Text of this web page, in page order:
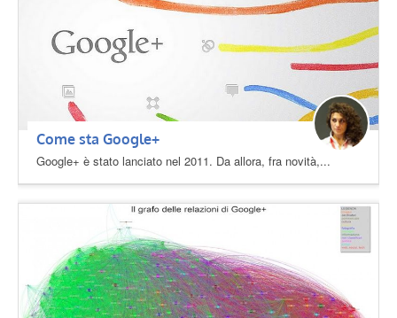
Come sta Google+
Google+ è stato lanciato nel 2011. Da allora, fra novità,...